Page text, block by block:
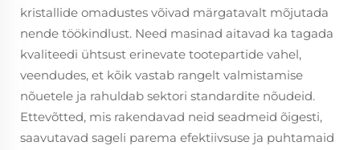
kristallide omadustes võivad märgatavalt mõjutada
nende töökindlust. Need masinad aitavad ka tagada
kvaliteedi ühtsust erinevate tootepartide vahel,
veendudes, et kõik vastab rangelt valmistamise
nõuetele ja rahuldab sektori standardite nõudeid.
Ettevõtted, mis rakendavad neid seadmeid õigesti,
saavutavad sageli parema efektiivsuse ja puhtamaid